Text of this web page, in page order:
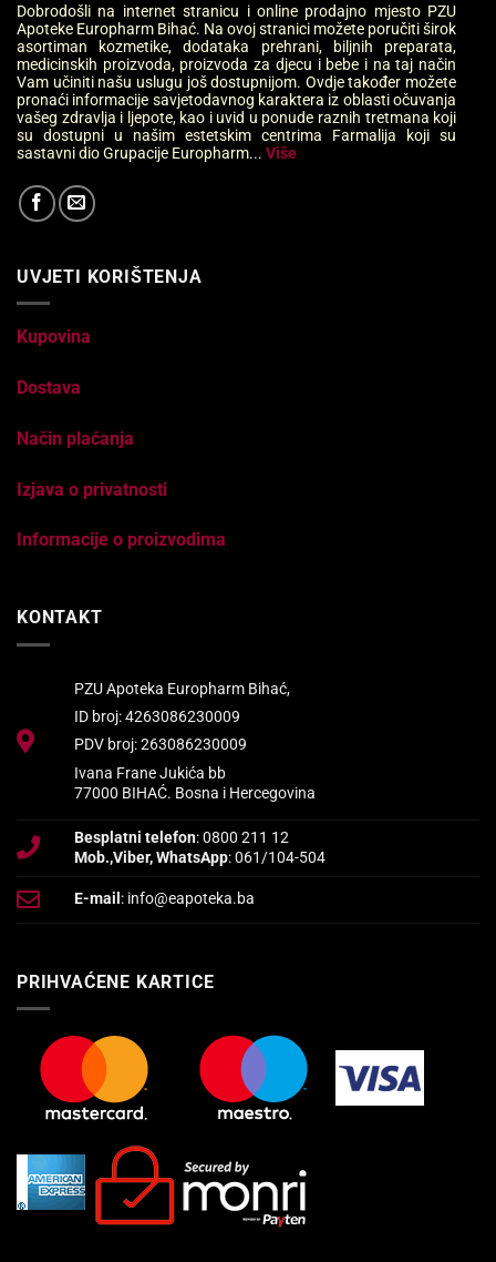
Dobrodošli na internet stranicu i online prodajno mjesto PZU
Apoteke Europharm Bihać. Na ovoj stranici možete poručiti širok
asortiman kozmetike, dodataka prehrani, biljnih preparata,
medicinskih proizvoda, proizvoda za djecu i bebe i na taj način
Vam učiniti našu uslugu još dostupnijom. Ovdje također možete
pronaći informacije savjetodavnog karaktera iz oblasti očuvanja
vašeg zdravlja i ljepote, kao i uvid u ponude raznih tretmana koji
su dostupni u našim estetskim centrima Farmalija koji su
sastavni dio Grupacije Europharm... Više
UVJETI KORIŠTENJA
Kupovina
Dostava
Način plaćanja
Izjava o privatnosti
Informacije o proizvodima
KONTAKT
PZU Apoteka Europharm Bihać,
ID broj: 4263086230009
PDV broj: 263086230009
Ivana Frane Jukića bb
77000 BIHAĆ. Bosna i Hercegovina
Besplatni telefon: 0800 211 12
Mob.,Viber, WhatsApp: 061/104-504
E-mail : info@eapoteka.ba
PRIHVAĆENE KARTICE